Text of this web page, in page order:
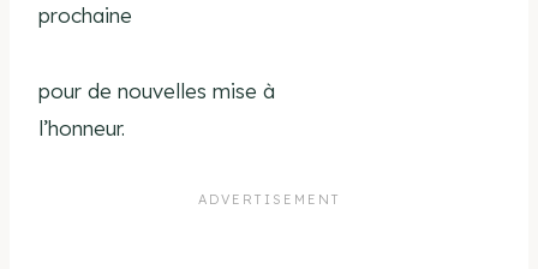
prochaine
pour de nouvelles mise à
l’honneur.